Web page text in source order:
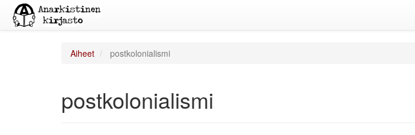
Aiheet postkolonialismi
postkolonialismi